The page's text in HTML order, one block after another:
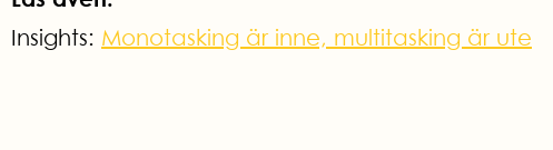
Insights: Monotasking är inne, multitasking är ute